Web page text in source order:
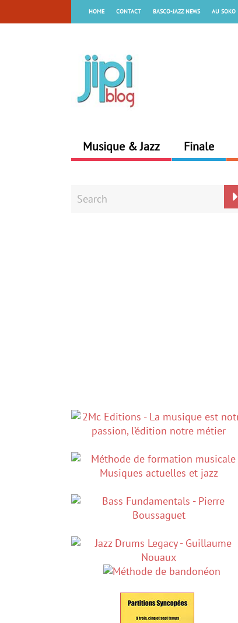
HOME CONTACT BASCO-JAZZ NEWS AU SOKO
Musique & Jazz Finale